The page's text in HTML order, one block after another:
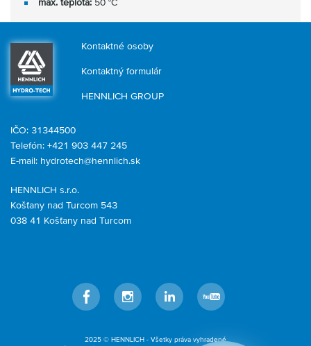
Kontaktné osoby
Kontaktný formulár
HENNLICH GROUP
HENNLICH s.r.o.
Košťany nad Turcom 543
038 41 Košťany nad Turcom
IČO: 31344500
Telefón: +421 903 447 245
E-mail: hydrotech@hennlich.sk
2025 © HENNLICH - Všetky práva vyhradené
FacebookInstagramLinkedIn YouTube